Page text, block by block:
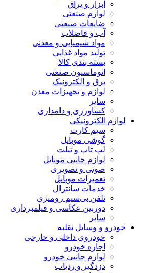
ابزار و یراق
لوازم صنعتی
ضایعات صنعتی
آب و فاضلاب
مواد شیمیایی و معدنی
تولید مواد غذایی
بسته بندی کالا
اتوماسیون صنعتی
برق و الکترونیک
لوازم و تجهیزات معدن
سایر
کشاورزی و دامداری
لوازم الکترونیکی
سیم کارت
گوشی موبایل
لپ تاپ و تبلت
لوازم جانبی موبایل
صوتی و تصویری
تعمیرات موبایل
خدمات سانترال
تلفن بی‌سیم رومیزی
دوربین عکاسی و فیلمبرداری
سایر
خودرو و وسایل نقلیه
خودروی داخلی و خارجی
اجاره خودرو
لوازم جانبی خودرو
دزدگیر و ردیاب